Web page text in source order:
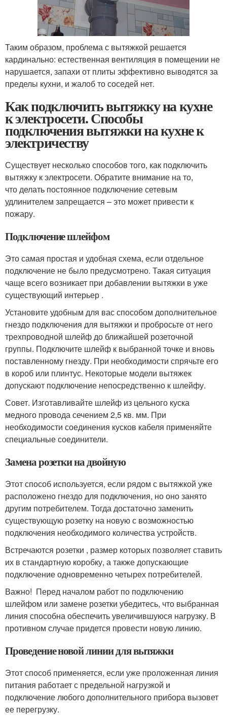
Таким образом, проблема с вытяжкой решается
кардинально: естественная вентиляция в помещении не
нарушается, запахи от плиты эффективно выводятся за
пределы кухни, и жалоб то соседей нет.
Как подключить вытяжку на кухне
к электросети. Способы
подключения вытяжки на кухне к
электричеству
Существует несколько способов того, как подключить
вытяжку к электросети. Обратите внимание на то,
что делать постоянное подключение сетевым
удлинителем запрещается – это может привести к
пожару.
Подключение шлейфом
Это самая простая и удобная схема, если отдельное
подключение не было предусмотрено. Такая ситуация
чаще всего возникает при добавлении вытяжки в уже
существующий интерьер .
Установите удобным для вас способом дополнительное
гнездо подключения для вытяжки и пробросьте от него
трехпроводной шлейф до ближайшей розеточной
группы. Подключите шлейф к выбранной точке и вновь
поставленному гнезду. При необходимости спрячьте его
в короб или плинтус. Некоторые модели вытяжек
допускают подключение непосредственно к шлейфу.
Совет. Изготавливайте шлейф из цельного куска
медного провода сечением 2,5 кв. мм. При
необходимости соединения кусков кабеля применяйте
специальные соединители.
Замена розетки на двойную
Этот способ используется, если рядом с вытяжкой уже
расположено гнездо для подключения, но оно занято
другим потребителем. Тогда достаточно заменить
существующую розетку на новую с возможностью
подключения необходимого количества устройств.
Встречаются розетки , размер которых позволяет ставить
их в стандартную коробку, а также допускающие
подключение одновременно четырех потребителей.
Важно! Перед началом работ по подключению
шлейфом или замене розетки убедитесь, что выбранная
линия способна обеспечить увеличившуюся нагрузку. В
противном случае придется провести новую линию.
Проведение новой линии для вытяжки
Этот способ применяется, если уже проложенная линия
питания работает с предельной нагрузкой и
подключение любого дополнительного прибора вызовет
ее перегрузку.